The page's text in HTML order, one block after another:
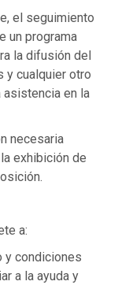
el seguimiento
un programa
la difusión del
y cualquier otro
asistencia en la
necesaria
exhibición de
a:
y condiciones
a la ayuda y